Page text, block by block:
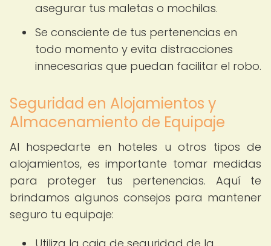
asegurar tus maletas o mochilas.
Se consciente de tus pertenencias en
todo momento y evita distracciones
innecesarias que puedan facilitar el robo.
Seguridad en Alojamientos y
Almacenamiento de Equipaje
Al hospedarte en hoteles u otros tipos de
alojamientos, es importante tomar medidas
para proteger tus pertenencias. Aquí te
brindamos algunos consejos para mantener
seguro tu equipaje: